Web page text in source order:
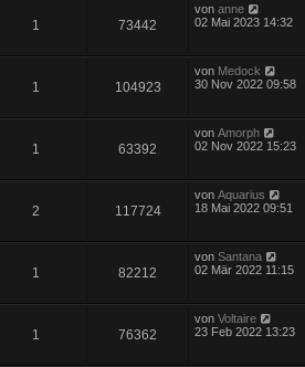
1 73442
vonanne
02 Mai 2023 14:32
1 104923
von Medock
30 Nov 2022 09:58
1 63392
vonAmorph
02 Nov 2022 15:23
2 117724
vonAquarius
18 Mai 2022 09:51
1 82212
vonSantana
02 Mär 2022 11:15
1 76362
vonVoltaire
23 Feb 2022 13:23